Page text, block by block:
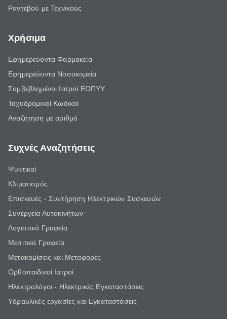
Ραντεβού με Τεχνικούς
Χρήσιμα
Εφημερεύοντα Φαρμακεία
Εφημερεύοντα Νοσοκομεία
Συμβεβλημένοι Ιατροί ΕΟΠΥΥ
Ταχυδρομικοί Κωδικοί
Αναζήτηση με αριθμό
Συχνές Αναζητήσεις
Ψυκτικοί
Κλιματισμός
Επισκευές - Συντήρηση Ηλεκτρικών Συσκευών
Συνεργεία Αυτοκινήτων
Λογιστικά Γραφεία
Μεσιτικά Γραφεία
Μετακομίσεις και Μεταφορές
Ορθοπαιδικοί Ιατροί
Ηλεκτρολόγοι - Ηλεκτρικές Εγκαταστάσεις
Υδραυλικές εργασίες και Εγκαταστάσεις